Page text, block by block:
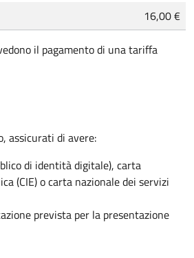
16,00 €
il pagamento di una tariffa
assicurati di avere:
di identità digitale), carta
(CIE) o carta nazionale dei servizi
prevista per la presentazione